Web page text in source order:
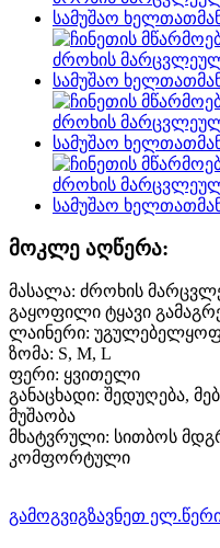
მოკლე აღწერა:
მასალა: ძროხის
გაყოფილი ტყავი
ლაინერი:
ზომა: S, M, L
ფერი: ყვითელი
განაცხადი: შედუღება,
მუშაობა
მხატვრული: სითბოს
კომფორტული
გამოგვიგზავნეთ